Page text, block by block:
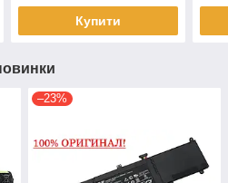
Купити
–23%